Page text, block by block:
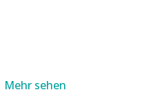
Mehr sehen